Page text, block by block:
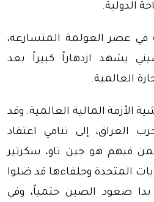
الدولية.
في عصر العولمة المتسارعة،
يشهد ازدهاراً كبيراً بعد
العالمية.
الأزمة المالية العالمية. وقد
العراق، إلى تنامي اعتقاد
فيهم هو جين تاو، سكرتير
المتحدة وحلفاءها قد ضلوا
صعود الصين حتمياً، وفي